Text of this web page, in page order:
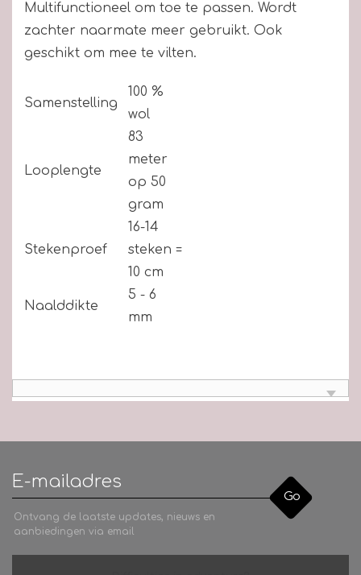
Multifunctioneel om toe te passen. Wordt
zachter naarmate meer gebruikt. Ook
geschikt om mee te vilten.
Samenstelling
100 %
wol
Looplengte
83
meter
op 50
gram
Stekenproef
16-14
steken =
10 cm
Naalddikte
5 - 6
mm
Go
Ontvang de laatste updates, nieuws en
aanbiedingen via email